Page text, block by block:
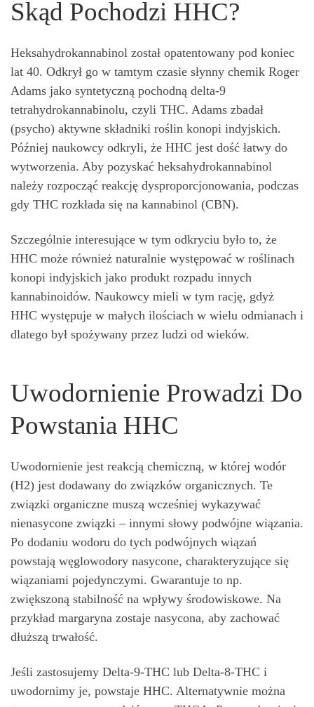
Skąd Pochodzi HHC?
Heksahydrokannabinol został opatentowany pod koniec
lat 40. Odkrył go w tamtym czasie słynny chemik Roger
Adams jako syntetyczną pochodną delta-9
tetrahydrokannabinolu, czyli THC. Adams zbadał
(psycho) aktywne składniki roślin konopi indyjskich.
Później naukowcy odkryli, że HHC jest dość łatwy do
wytworzenia. Aby pozyskać heksahydrokannabinol
należy rozpocząć reakcję dysproporcjonowania, podczas
gdy THC rozkłada się na kannabinol (CBN).
Szczególnie interesujące w tym odkryciu było to, że
HHC może również naturalnie występować w roślinach
konopi indyjskich jako produkt rozpadu innych
kannabinoidów. Naukowcy mieli w tym rację, gdyż
HHC występuje w małych ilościach w wielu odmianach i
dlatego był spożywany przez ludzi od wieków.
Uwodornienie Prowadzi Do
Powstania HHC
Uwodornienie jest reakcją chemiczną, w której wodór
(H2) jest dodawany do związków organicznych. Te
związki organiczne muszą wcześniej wykazywać
nienasycone związki – innymi słowy podwójne wiązania.
Po dodaniu wodoru do tych podwójnych wiązań
powstają węglowodory nasycone, charakteryzujące się
wiązaniami pojedynczymi. Gwarantuje to np.
zwiększoną stabilność na wpływy środowiskowe. Na
przykład margaryna zostaje nasycona, aby zachować
dłuższą trwałość.
Jeśli zastosujemy Delta-9-THC lub Delta-8-THC i
uwodornimy je, powstaje HHC. Alternatywnie można